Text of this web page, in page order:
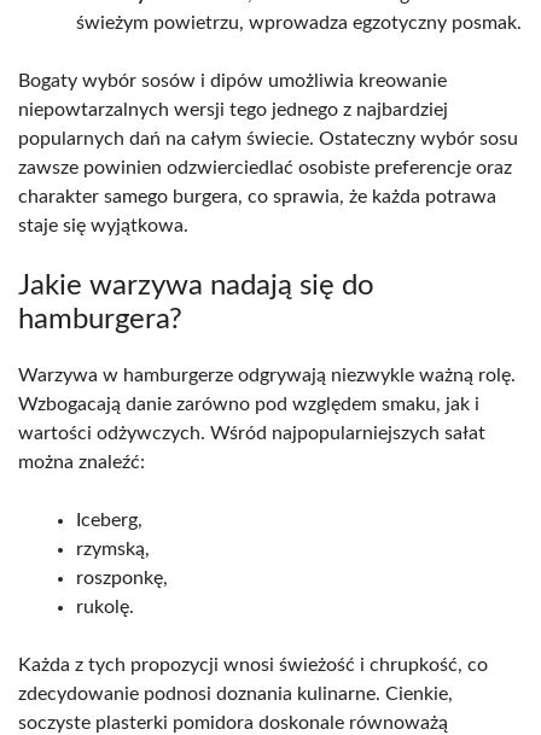
świeżym powietrzu, wprowadza egzotyczny posmak.
Bogaty wybór sosów i dipów umożliwia kreowanie
niepowtarzalnych wersji tego jednego z najbardziej
popularnych dań na całym świecie. Ostateczny wybór sosu
zawsze powinien odzwierciedlać osobiste preferencje oraz
charakter samego burgera, co sprawia, że każda potrawa
staje się wyjątkowa.
Jakie warzywa nadają się do
hamburgera?
Warzywa w hamburgerze odgrywają niezwykle ważną rolę.
Wzbogacają danie zarówno pod względem smaku, jak i
wartości odżywczych. Wśród najpopularniejszych sałat
można znaleźć:
Iceberg,
rzymską,
roszponkę,
rukolę.
Każda z tych propozycji wnosi świeżość i chrupkość, co
zdecydowanie podnosi doznania kulinarne. Cienkie,
soczyste plasterki pomidora doskonale równoważą